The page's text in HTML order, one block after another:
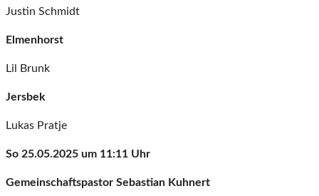
Justin Schmidt
Elmenhorst
Lil Brunk
Jersbek
Lukas Pratje
So 25.05.2025 um 11:11 Uhr
Gemeinschaftspastor Sebastian Kuhnert